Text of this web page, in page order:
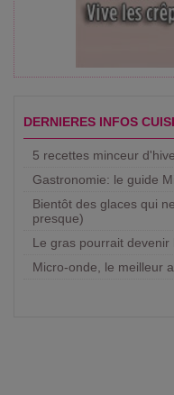
DERNIERES INFOS
5 recettes minceur
Gastronomie: le guide
Bientôt des glaces qui
presque)
Le gras pourrait
Micro-onde, le meilleur